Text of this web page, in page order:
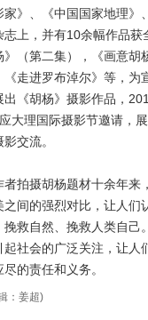
家》、《中国国家地理
志上，并有10余幅作品获
》（第二集），《画意
《走进罗布淖尔》等，
出《胡杨》摄影作品，
大理国际摄影节邀请，
交流。
摄胡杨题材十余年来，
之间的强烈对比，让人们
挽救自然、挽救人类自己
起社会的广泛关注，让人
的责任和义务。
：姜超)